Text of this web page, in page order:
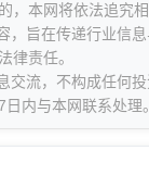
，本网将依法追究相
，旨在传递行业信
律责任。
交流，不构成任何
内与本网联系处理。